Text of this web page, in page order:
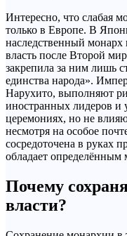
Интересно, что слабая
только в Европе. В
наследственный
власть после Второй
закрепила за ним лишь
единства народа».
Нарухито, выполняют
иностранных лидеров и
церемониях, но не
несмотря на особое
сосредоточена в руках
обладает определённым
Почему
власти?